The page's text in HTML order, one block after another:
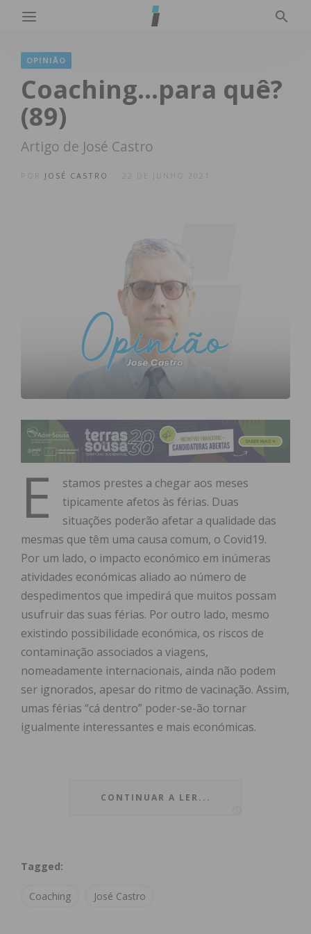
OPINIÃO
Coaching…para quê?
(89)
Artigo de José Castro
JOSÉ CASTRO
E
stamos prestes a chegar aos meses
tipicamente afetos às férias. Duas
situações poderão afetar a qualidade das
mesmas que têm uma causa comum, o Covid19.
Por um lado, o impacto económico em inúmeras
atividades económicas aliado ao número de
despedimentos que impedirá que muitos possam
usufruir das suas férias. Por outro lado, mesmo
existindo possibilidade económica, os riscos de
contaminação associados a viagens,
nomeadamente internacionais, ainda não podem
ser ignorados, apesar do ritmo de vacinação. Assim,
umas férias “cá dentro” poder-se-ão tornar
igualmente interessantes e mais económicas.
Apesar de toda a situação pandémica levar a
no de forma mais intensiva. O teletrabalho veio
trazer dificuldades acrescidas na distinção clara
CONTINUAR A LER...
Tagged:
Coaching José Castro